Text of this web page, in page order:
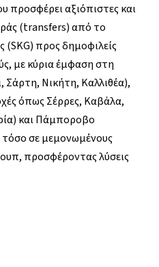
προσφέρει αξιόπιστες και
(transfers) από το
(SKG) προς δημοφιλείς
με κύρια έμφαση στη
Σάρτη, Νικήτη, Καλλιθέα),
όπως Σέρρες, Καβάλα,
και Πάμποροβο
τόσο σε μεμονωμένους
προσφέροντας λύσεις